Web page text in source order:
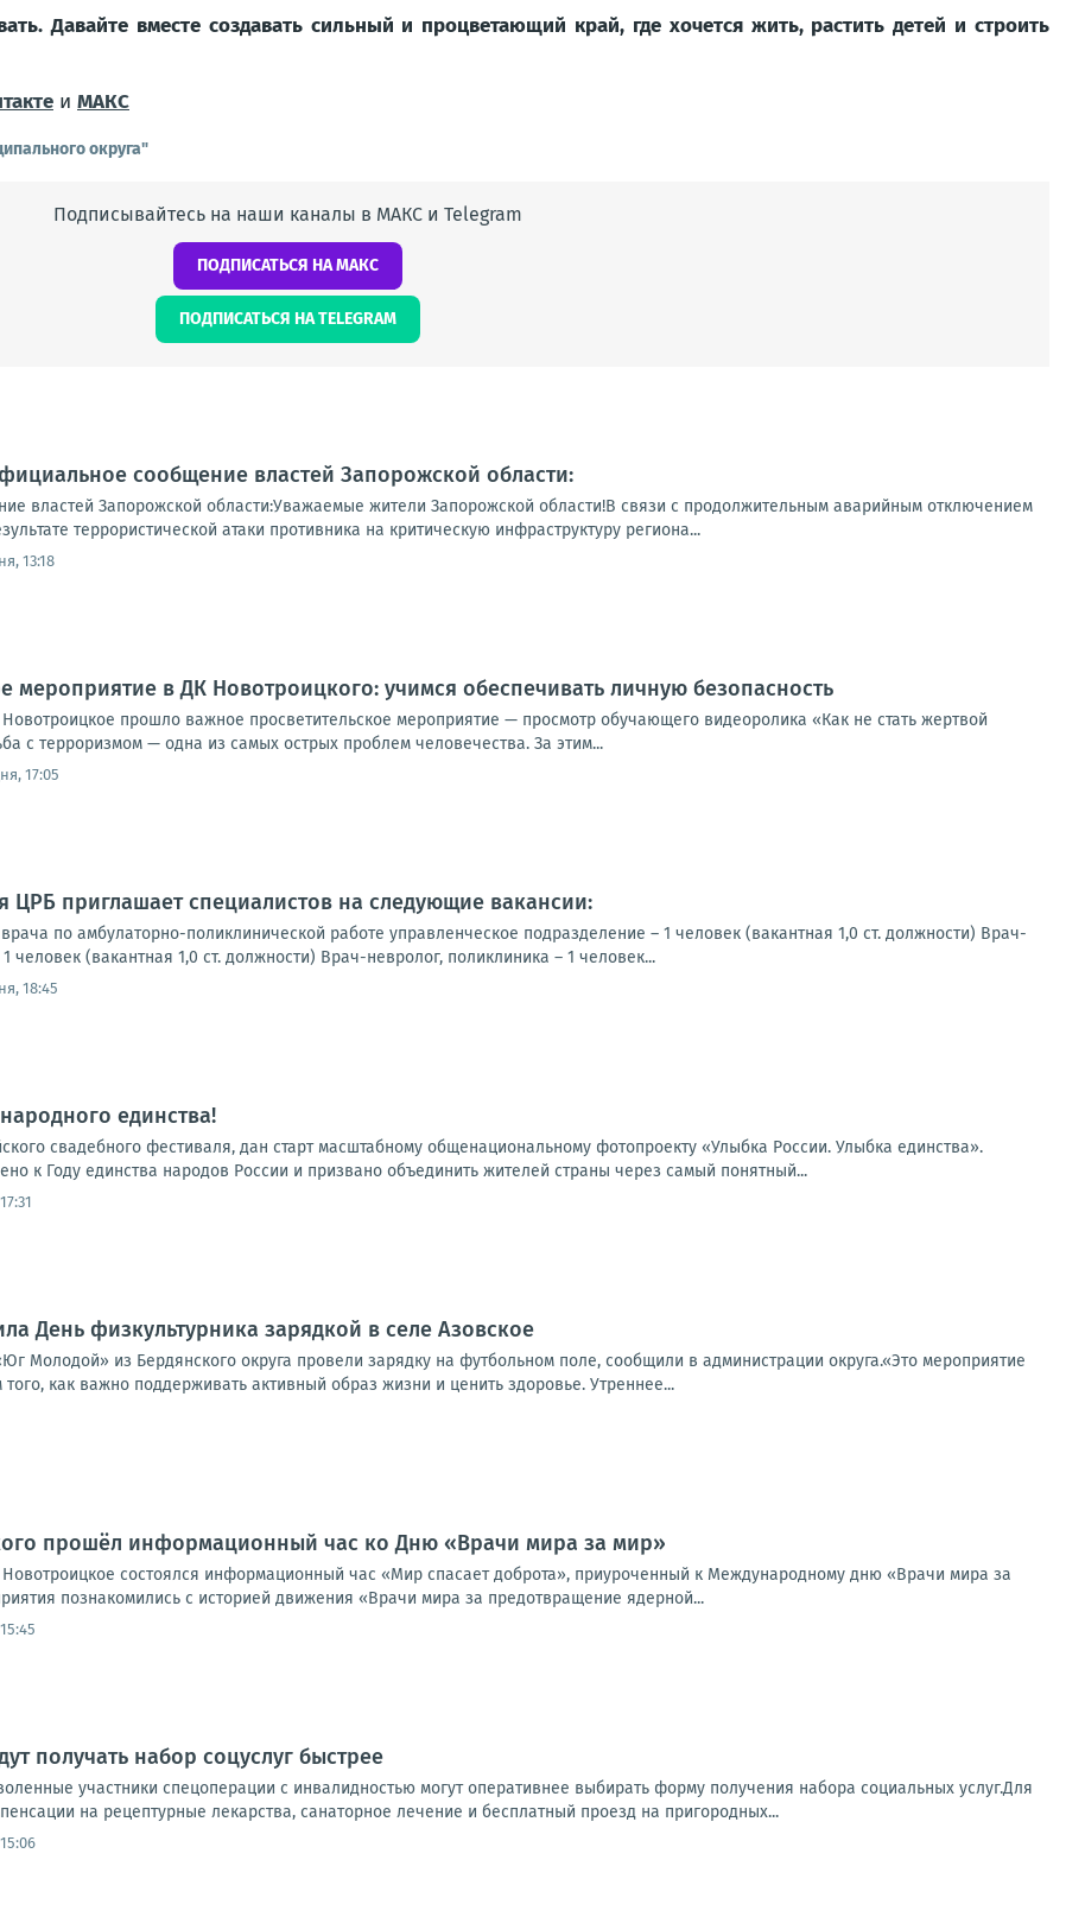
Давайте вместе создавать сильный и процветающий край, где хочется жить, растить детей и строить
и МАКС
округа"
Подписывайтесь на наши каналы в МАКС и Telegram
ПОДПИСАТЬСЯ НА МАКС
ПОДПИСАТЬСЯ НА TELEGRAM
сообщение властей Запорожской области:
властей Запорожской области:Уважаемые жители Запорожской области!В связи с продолжительным аварийным отключением
террористической атаки противника на критическую инфраструктуру региона...
13:18
мероприятие в ДК Новотроицкого: учимся обеспечивать личную безопасность
прошло важное просветительское мероприятие — просмотр обучающего видеоролика «Как не стать жертвой
с терроризмом — одна из самых острых проблем человечества. За этим...
17:05
ЦРБ приглашает специалистов на следующие вакансии:
врача по амбулаторно-поликлинической работе управленческое подразделение – 1 человек (вакантная 1,0 ст. должности) Врач-
человек (вакантная 1,0 ст. должности) Врач-невролог, поликлиника – 1 человек...
18:45
единства!
свадебного фестиваля, дан старт масштабному общенациональному фотопроекту «Улыбка России. Улыбка единства».
к Году единства народов России и призвано объединить жителей страны через самый понятный...
День физкультурника зарядкой в селе Азовское
Молодой» из Бердянского округа провели зарядку на футбольном поле, сообщили в администрации округа.«Это мероприятие
как важно поддерживать активный образ жизни и ценить здоровье. Утреннее...
прошёл информационный час ко Дню «Врачи мира за мир»
состоялся информационный час «Мир спасает доброта», приуроченный к Международному дню «Врачи мира за
познакомились с историей движения «Врачи мира за предотвращение ядерной...
получать набор соцуслуг быстрее
участники спецоперации с инвалидностью могут оперативнее выбирать форму получения набора социальных услуг.Для
на рецептурные лекарства, санаторное лечение и бесплатный проезд на пригородных...